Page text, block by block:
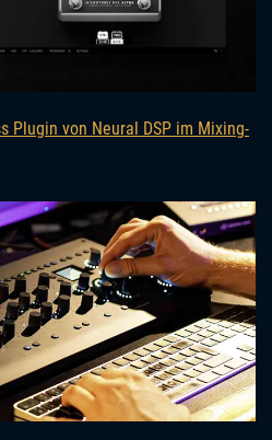
Plugin von Neural DSP im Mixing-